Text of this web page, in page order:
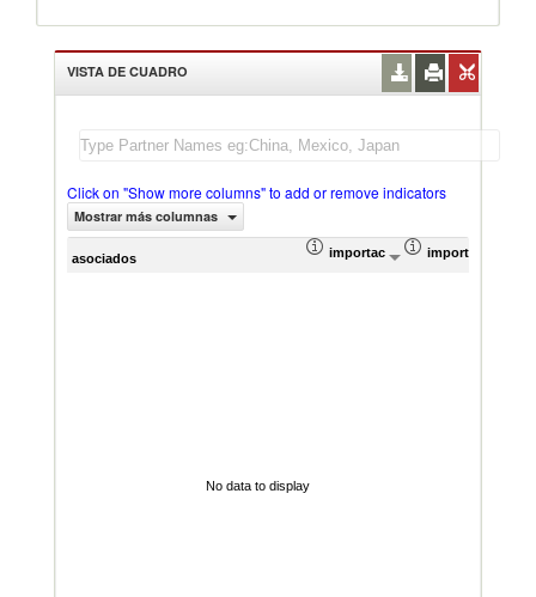
VISTA DE CUADRO
Click on "Show more columns" to add or remove indicators
Mostrar más columnas
asociados importación Valor del comercio
importación
No data to display